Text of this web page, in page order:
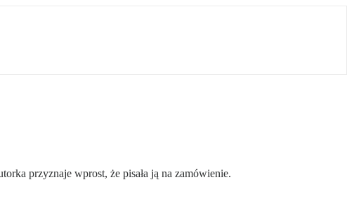
przyznaje wprost, że pisała ją na zamówienie.